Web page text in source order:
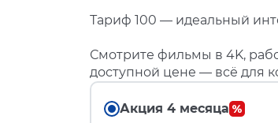
Тариф 100 — идеальный
Смотрите фильмы в 4K,
доступной цене — всё для
Акция 4 месяца